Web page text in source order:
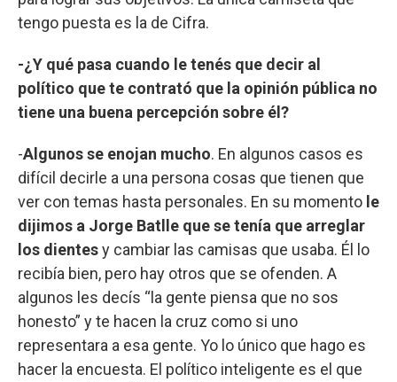
tengo puesta es la de Cifra.
-¿Y qué pasa cuando le tenés que decir al
político que te contrató que la opinión pública no
tiene una buena percepción sobre él?
-Algunos se enojan mucho. En algunos casos es
difícil decirle a una persona cosas que tienen que
ver con temas hasta personales. En su momento le
dijimos a Jorge Batlle que se tenía que arreglar
los dientesy cambiar las camisas que usaba. Él lo
recibía bien, pero hay otros que se ofenden. A
algunos les decís “la gente piensa que no sos
honesto” y te hacen la cruz como si uno
representara a esa gente. Yo lo único que hago es
hacer la encuesta. El político inteligente es el que